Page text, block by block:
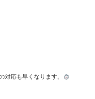
対応も早くなります。